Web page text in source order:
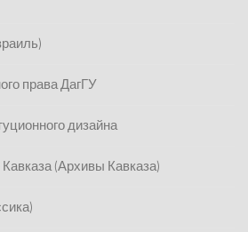
права ДагГУ
дизайна
(Архивы Кавказа)